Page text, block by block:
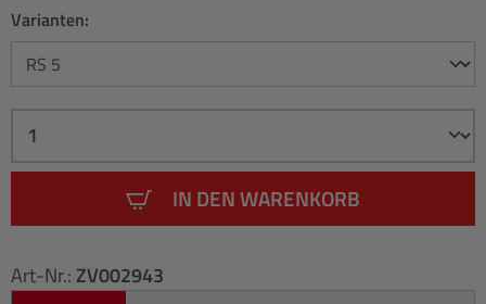
Varianten:
IN DEN WARENKORB
Art-Nr.: ZV002943